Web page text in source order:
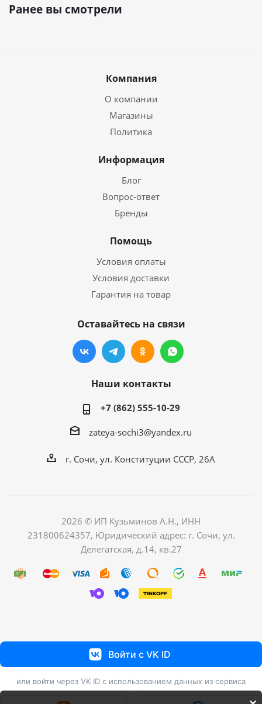
Ранее вы смотрели
Компания
О компании
Магазины
Политика
Информация
Блог
Вопрос-ответ
Бренды
Помощь
Условия оплаты
Условия доставки
Гарантия на товар
Оставайтесь на связи
Наши контакты
+7 (862) 555-10-29
zateya-sochi3@yandex.ru
г. Сочи, ул. Конституции СССР, 26А
2026 © ИП Кузьминов А.Н., ИНН
231800624357, Юридический адрес: г. Сочи, ул.
Делегатская, д.14, кв.27
Войти с VK ID
или войти через VK ID с использованием данных из сервиса